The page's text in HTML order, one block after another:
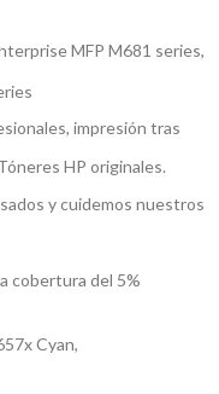
MFP M681 series,
impresión tras
HP originales.
y cuidemos nuestros
cobertura del 5%
Cyan,